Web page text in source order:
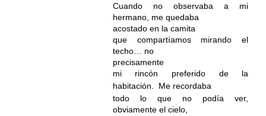
Cuando no observaba a mi
hermano, me quedaba
acostado en la camita
que compartíamos mirando el
techo… no
precisamente
mi rincón preferido de la
habitación.
Me recordaba
todo
lo que no podía ver,
obviamente el cielo,